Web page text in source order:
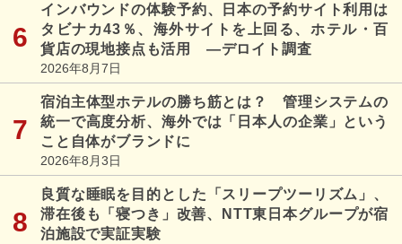
インバウンドの体験予約、日本の予約サイト利用は
タビナカ43％、海外サイトを上回る、ホテル・百
貨店の現地接点も活用 ―デロイト調査
2026年8月7日
宿泊主体型ホテルの勝ち筋とは？ 管理システムの
統一で高度分析、海外では「日本人の企業」という
こと自体がブランドに
2026年8月3日
良質な睡眠を目的とした「スリープツーリズム」、
滞在後も「寝つき」改善、NTT東日本グループが宿
泊施設で実証実験